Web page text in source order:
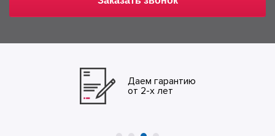
Даем гарантию
от 2-х лет